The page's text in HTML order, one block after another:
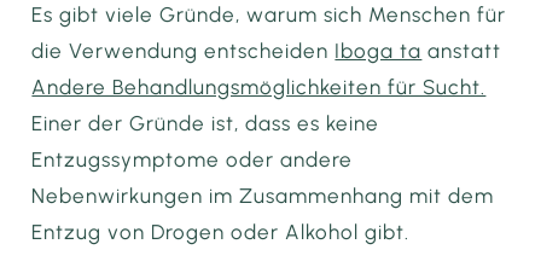
Es gibt viele Gründe, warum sich Menschen für
die Verwendung entscheiden Iboga ta anstatt
Andere Behandlungsmöglichkeiten für Sucht.
Einer der Gründe ist, dass es keine
Entzugssymptome oder andere
Nebenwirkungen im Zusammenhang mit dem
Entzug von Drogen oder Alkohol gibt.